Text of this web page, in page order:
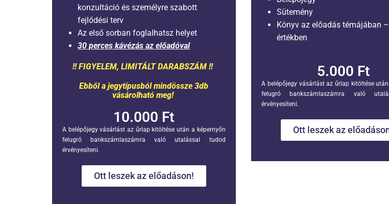
konzultáció és személyre szabott
fejlődési terv
Az első sorban foglalhatsz helyet
30 perces kávézás az előadóval
!! FIGYELEM, LIMITÁLT DARABSZÁM !!
Ebből a jegytípusból mindössze 3db
vásárolható meg!
10.000 Ft
A belépőjegy vásárlást az űrlap kitöltése után a képernyőn
felugró bankszámlaszámra való utalással tudod
érvényesíteni.
Ott leszek az előadáson!
Sütemény
Könyv az előadás témájában
értékben
5.000 Ft
A belépőjegy vásárlást az űrlap kitöltése
felugró bankszámlaszámra való
érvényesíteni.
Ott leszek az